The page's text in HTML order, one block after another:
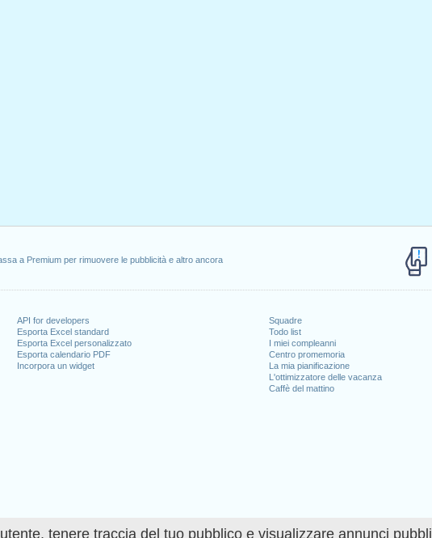
tenere traccia del tuo pubblico e visualizzare annunci
a Premium per rimuovere le pubblicità e altro ancora
API for developers
Esporta Excel standard
Esporta Excel personalizzato
Esporta calendario PDF
Incorpora un widget
Squadre
Todo list
I miei compleanni
Centro promemoria
La mia pianificazione
L'ottimizzatore delle vacanza
Caffè del mattino